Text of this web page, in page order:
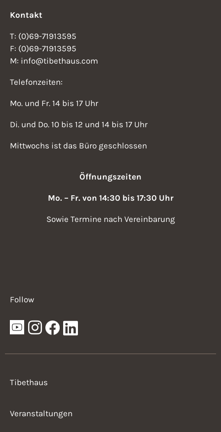
Kontakt
T: (0)69-71913595
F: (0)69-71913595
M: info@tibethaus.com
Telefonzeiten:
Mo. und Fr. 14 bis 17 Uhr
Di. und Do. 10 bis 12 und 14 bis 17 Uhr
Mittwochs ist das Büro geschlossen
Öffnungszeiten
Mo. – Fr. von 14:30 bis 17:30 Uhr
Sowie Termine nach Vereinbarung
Follow
Tibethaus
Veranstaltungen